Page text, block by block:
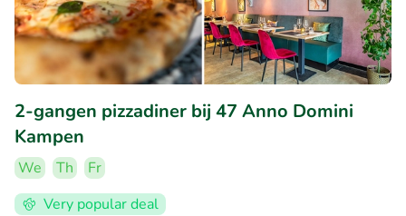
2-gangen pizzadiner bij 47 Anno Domini
Kampen
We Th
Fr
Very popular deal